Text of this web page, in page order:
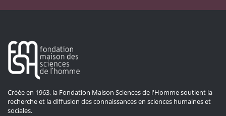
Créée en 1963, la Fondation Maison Sciences de l'Homme soutient la
recherche et la diffusion des connaissances en sciences humaines et
sociales.